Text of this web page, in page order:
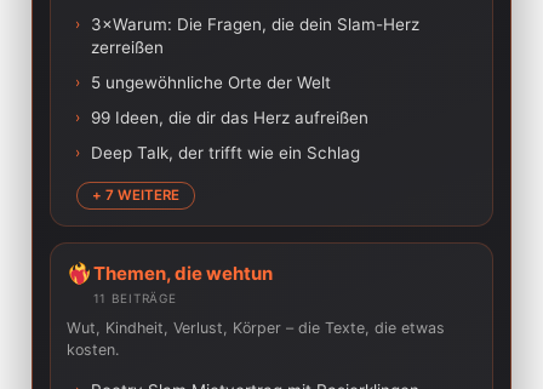
›
3×Warum: Die Fragen, die dein Slam-Herz
zerreißen
› 5 ungewöhnliche Orte der Welt
› 99 Ideen, die dir das Herz aufreißen
› Deep Talk, der trifft wie ein Schlag
+ 7 WEITERE
Themen, die wehtun
11 BEITRÄGE
Wut, Kindheit, Verlust, Körper – die Texte, die etwas
kosten.